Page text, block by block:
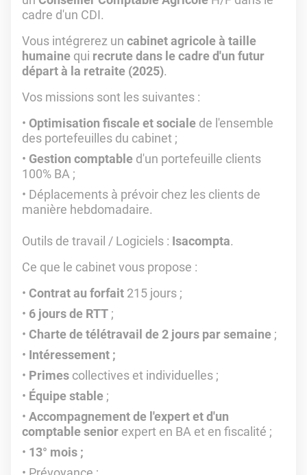
cadre d'un CDI.
Vous intégrerez un cabinet agricole à taille
humaine qui recrute dans le cadre d'un futur
départ à la retraite (2025).
Vos missions sont les suivantes :
Optimisation fiscale et sociale de l'ensemble
des portefeuilles du cabinet ;
Gestion comptable d'un portefeuille clients
100% BA ;
Déplacements à prévoir chez les clients de
manière hebdomadaire.
Outils de travail / Logiciels : Isacompta.
Ce que le cabinet vous propose :
Contrat au forfait 215 jours ;
6 jours de RTT ;
Charte de télétravail de 2 jours par semaine ;
Intéressement ;
Primes collectives et individuelles ;
Équipe stable ;
Accompagnement de l'expert et d'un
comptable senior expert en BA et en fiscalité ;
13° mois ;